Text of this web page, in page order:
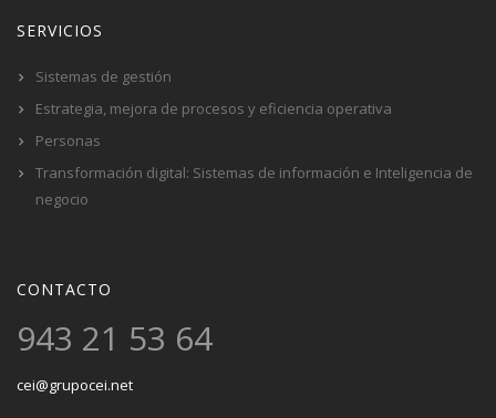
SERVICIOS
Sistemas de gestión
Estrategia, mejora de procesos y eficiencia operativa
Personas
Transformación digital: Sistemas de información e Inteligencia de
negocio
CONTACTO
943 21 53 64
cei@grupocei.net